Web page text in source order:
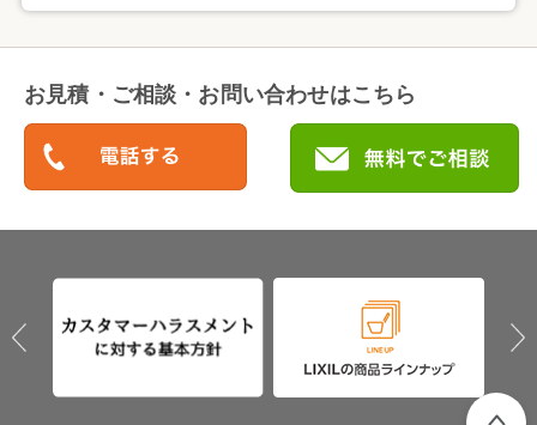
お見積・ご相談・お問い合わせはこちら